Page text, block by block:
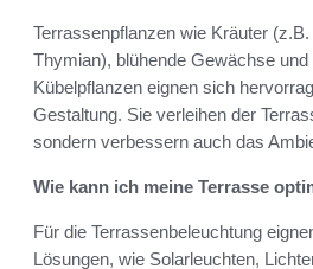
Terrassenpflanzen wie Kräuter
Thymian), blühende Gewächse und
Kübelpflanzen eignen sich
Gestaltung. Sie verleihen der
sondern verbessern auch das
Wie kann ich meine Terrasse
Für die Terrassenbeleuchtung
Lösungen, wie Solarleuchten,